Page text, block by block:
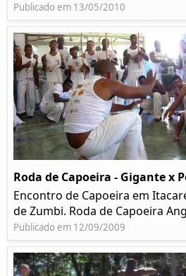
Publicado em 13/05/2010
Roda de Capoeira - Gigante x
Encontro de Capoeira em
de Zumbi. Roda de Capoeira
Publicado em 12/09/2009